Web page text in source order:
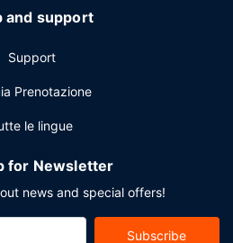
and support
Support
Prenotazione
le lingue
for Newsletter
news and special offers!
Subscribe